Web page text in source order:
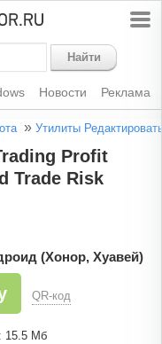
Найти
Новости Реклама
» Утилиты
Profit
Trade Risk
(Хонор, Хуавей)
QR-код
15.5 Мб